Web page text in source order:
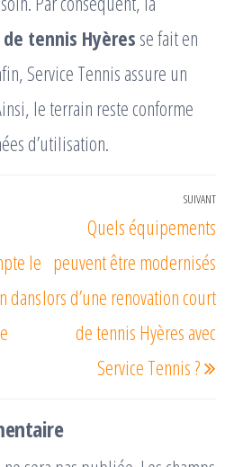
tennis Hyères se fait en
Service Tennis assure un
le terrain reste conforme
d’utilisation.
le
dans
SUIVANT
Quels équipements
peuvent être modernisés
lors d’une renovation court
de tennis Hyères avec
Service Tennis ?